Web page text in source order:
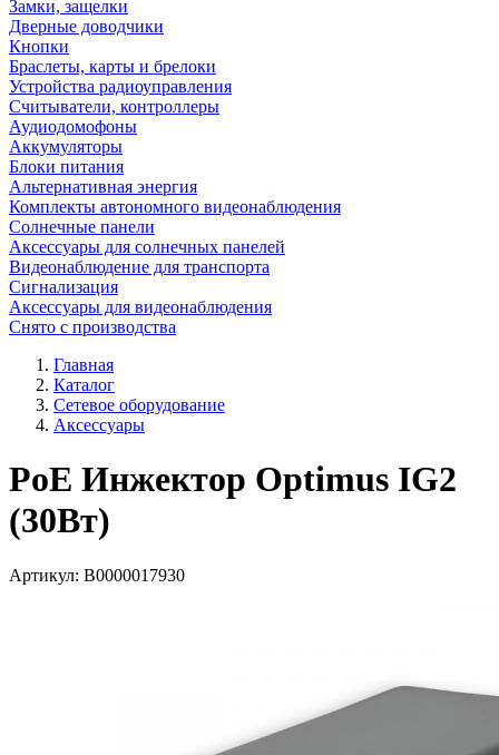
Замки, защелки
Дверные доводчики
Кнопки
Браслеты, карты и брелоки
Устройства радиоуправления
Считыватели, контроллеры
Аудиодомофоны
Аккумуляторы
Блоки питания
Альтернативная энергия
Комплекты автономного видеонаблюдения
Солнечные панели
Аксессуары для солнечных панелей
Видеонаблюдение для транспорта
Сигнализация
Аксессуары для видеонаблюдения
Снято с производства
Главная
Каталог
Сетевое оборудование
Аксессуары
PoE Инжектор Optimus IG2
(30Вт)
Артикул: В0000017930